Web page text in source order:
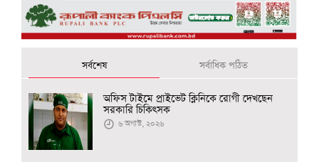
সর্বশেষ সর্বাধিক পঠিত
অফিস টাইমে প্রাইভেট ক্লিনিকে রোগী দেখছেন
সরকারি চিকিৎসক
৬ অগাস্ট, ২০২৬